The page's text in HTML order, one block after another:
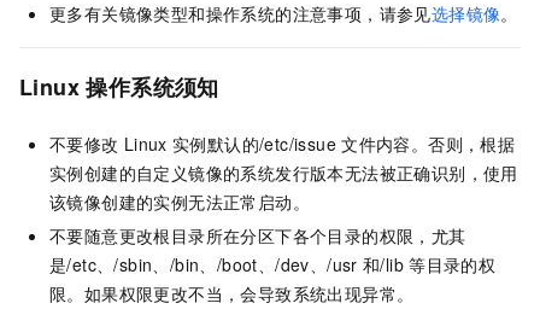
更多有关镜像类型和操作系统的注意事项，请参见选择镜像。
Linux 操作系统须知
不要修改 Linux 实例默认的/etc/issue 文件内容。否则，根据
实例创建的自定义镜像的系统发行版本无法被正确识别，使用
该镜像创建的实例无法正常启动。
不要随意更改根目录所在分区下各个目录的权限，尤其
是/etc 、/sbin /bin /boot 、/dev 、/usr 和/lib 等目录的权
限。如果权限更改不当，会导致系统出现异常。